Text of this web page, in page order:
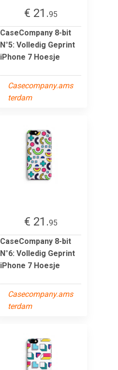
€ 21.95
CaseCompany 8-bit
N°5: Volledig Geprint
iPhone 7 Hoesje
Casecompany.ams
terdam
€ 21.95
CaseCompany 8-bit
N°6: Volledig Geprint
iPhone 7 Hoesje
Casecompany.ams
terdam